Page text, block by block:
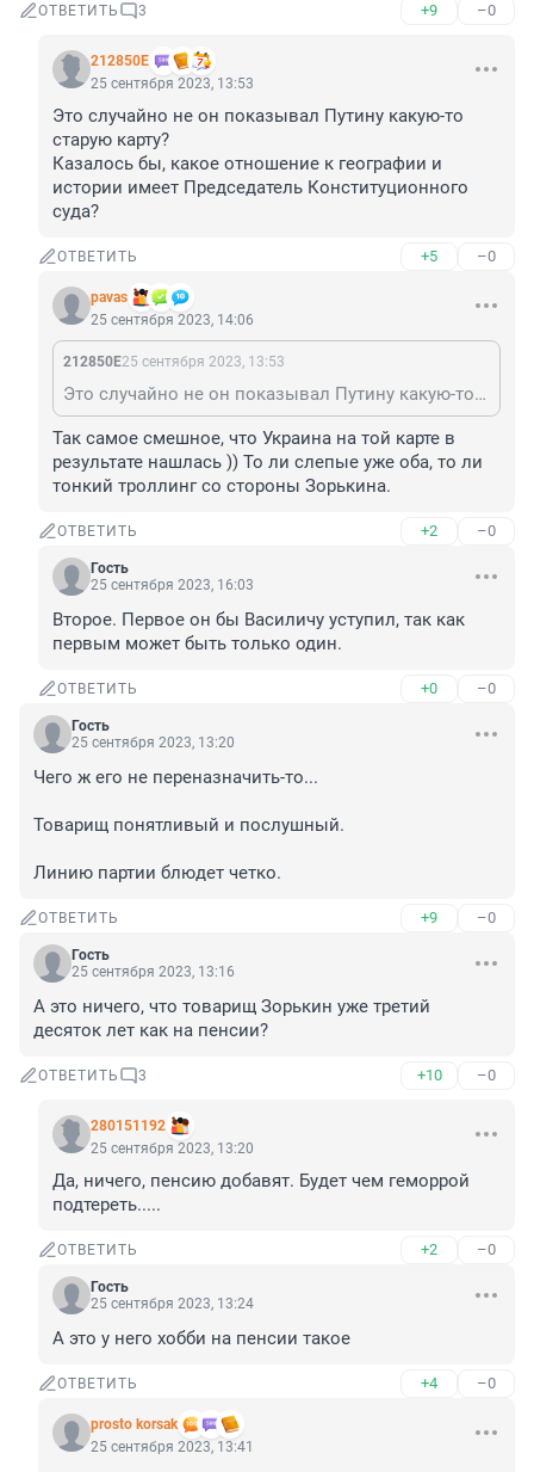
ОТВЕТИТЬ 3 +9 –0
212850Е
25 сентября 2023, 13:53
Это случайно не он показывал Путину какую-то
старую карту?
Казалось бы, какое отношение к географии и
истории имеет Председатель Конституционного
суда?
ОТВЕТИТЬ +5 –0
pavas
25 сентября 2023, 14:06
212850Е25 сентября 2023, 13:53
Это случайно не он показывал Путину какую-то старую карту? Казалось бы, какое отношение к географии и истории имеет Председатель Конституционного суда?
Так самое смешное, что Украина на той карте в
результате нашлась )) То ли слепые уже оба, то ли
тонкий троллинг со стороны Зорькина.
ОТВЕТИТЬ +2 –0
Гость
25 сентября 2023, 16:03
Второе. Первое он бы Василичу уступил, так как
первым может быть только один.
ОТВЕТИТЬ +0 –0
Гость
25 сентября 2023, 13:20
Чего ж его не переназначить-то...
Товарищ понятливый и послушный.
Линию партии блюдет четко.
ОТВЕТИТЬ +9 –0
Гость
25 сентября 2023, 13:16
А это ничего, что товарищ Зорькин уже третий
десяток лет как на пенсии?
ОТВЕТИТЬ 3 +10 –0
280151192
25 сентября 2023, 13:20
Да, ничего, пенсию добавят. Будет чем геморрой
подтереть.....
ОТВЕТИТЬ +2 –0
Гость
25 сентября 2023, 13:24
А это у него хобби на пенсии такое
ОТВЕТИТЬ +4 –0
prosto korsak
25 сентября 2023, 13:41